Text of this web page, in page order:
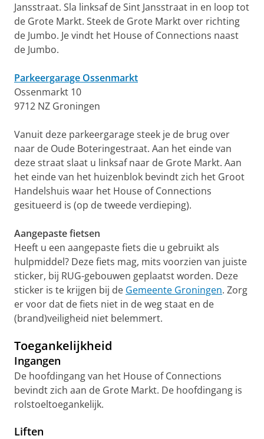
Jansstraat. Sla linksaf de Sint Jansstraat in en loop tot
de Grote Markt. Steek de Grote Markt over richting
de Jumbo. Je vindt het House of Connections naast
de Jumbo.
Parkeergarage Ossenmarkt
Ossenmarkt 10
9712 NZ Groningen
Vanuit deze parkeergarage steek je de brug over
naar de Oude Boteringestraat. Aan het einde van
deze straat slaat u linksaf naar de Grote Markt. Aan
het einde van het huizenblok bevindt zich het Groot
Handelshuis waar het House of Connections
gesitueerd is (op de tweede verdieping).
Aangepaste fietsen
Heeft u een aangepaste fiets die u gebruikt als
hulpmiddel? Deze fiets mag, mits voorzien van juiste
sticker, bij RUG-gebouwen geplaatst worden. Deze
sticker is te krijgen bij de Gemeente Groningen. Zorg
er voor dat de fiets niet in de weg staat en de
(brand)veiligheid niet belemmert.
Toegankelijkheid
Ingangen
De hoofdingang van het House of Connections
bevindt zich aan de Grote Markt. De hoofdingang is
rolstoeltoegankelijk.
Liften